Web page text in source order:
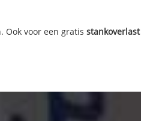
Ook voor een gratisstankoverlast